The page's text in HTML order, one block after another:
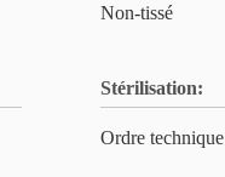
Non-tissé
Stérilisation:
Ordre technique